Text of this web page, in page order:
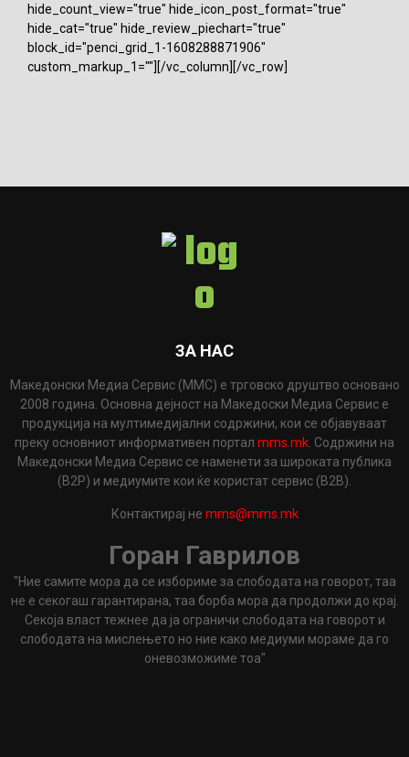
hide_count_view="true" hide_icon_post_format="true"
hide_cat="true" hide_review_piechart="true"
block_id="penci_grid_1-1608288871906"
custom_markup_1=""][/vc_column][/vc_row]
ЗА НАС
Македонски Медиа Сервис (ММС) е трговско друштво основано
2008 година. Основна дејност на Македоски Медиа Сервис е
продукција на мултимедијални содржини, кои се објавуваат
преку основниот информативен портал mms.mk . Содржини на
Македонски Медиа Сервис се наменети за широката публика
(B2P) и медиумите кои ќе користат сервис (B2B).
Контактирај не mms@mms.mk
Горан Гаврилов
"Ние самите мора да се избориме за слободата на говорот, таа
не е секогаш гарантирана, таа борба мора да продолжи до крај.
Секоја власт тежнее да ја ограничи слободата на говорот и
слободата на мислењето но ние како медиуми мораме да го
оневозможиме тоа"